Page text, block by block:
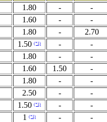
1.80 - -
1.60 - -
1.80 - 2.70
1.50 (*1) - -
1.80 - -
1.60 1.50 -
1.80 - -
2.50 - -
1.50 (*1) - -
1 (*1) - -